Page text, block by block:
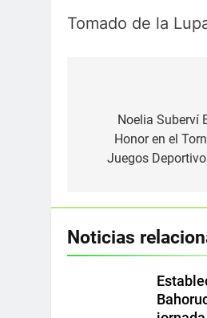
Tomado de la
entradas
Noelia Suberví
Honor en el
Juegos
Noticias